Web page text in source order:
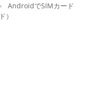
AndroidでSIMカード
）